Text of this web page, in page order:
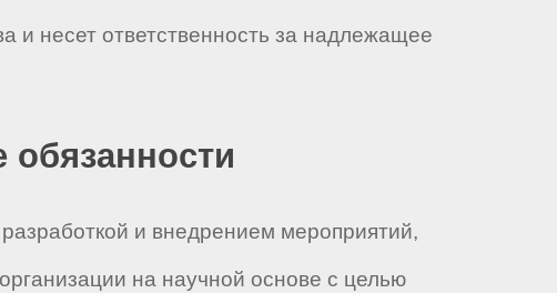
и несет ответственность за надлежащее
обязанности
и внедрением мероприятий,
на научной основе с целью